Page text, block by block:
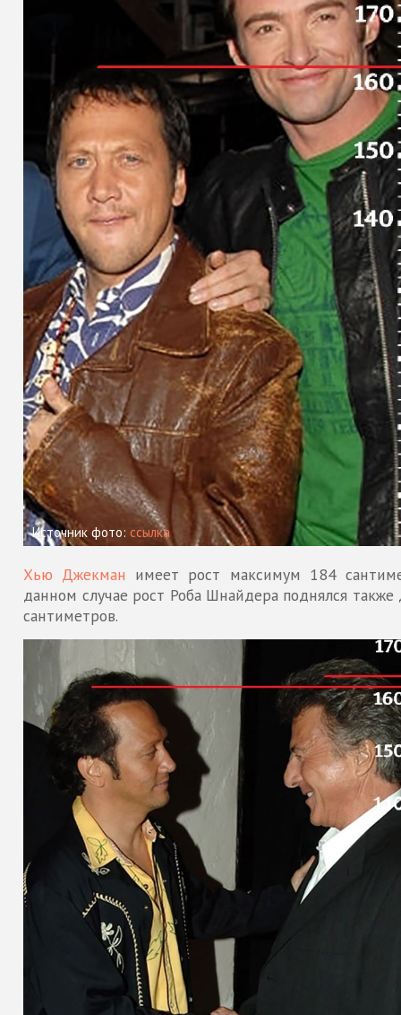
Источник фото:ссылка
Хью Джекман имеет рост максимум 184
данном случае рост Роба Шнайдера поднялся
сантиметров.